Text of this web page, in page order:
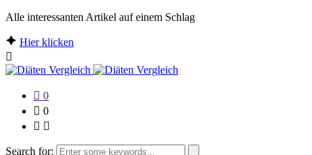
Alle interessanten Artikel auf einem Schlag
Hier klicken
0
0
Search for: